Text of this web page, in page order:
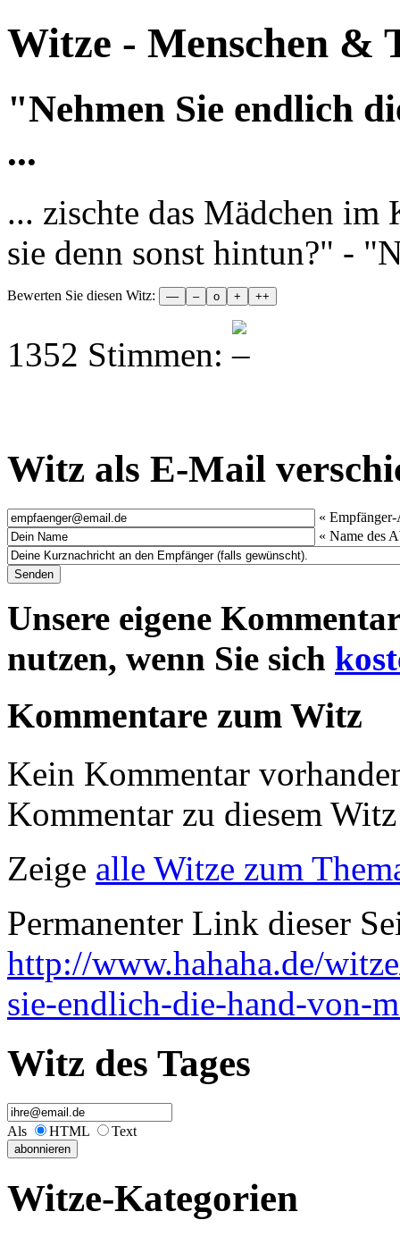
Witze - Menschen &
"Nehmen Sie endlich
...
... zischte das Mädchen
sie denn sonst hintun?" -
Bewerten Sie diesen Witz:
1352 Stimmen:
Witz als E-Mail
« Empfänger-
« Name des
Unsere eigene
nutzen, wenn Sie sich
Kommentare zum Witz
Kein Kommentar
Kommentar zu diesem
Zeige alle Witze zum
Permanenter Link dieser
http://www.hahaha.de/
sie-endlich-die-hand-von-
Witz des Tages
Als HTML Text
Witze-Kategorien